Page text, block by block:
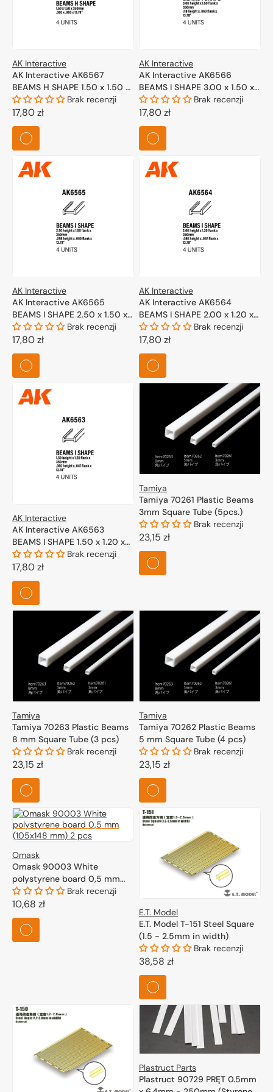
bogatym zestawem akcesoriów do waloryzacji.
Zestaw farb akrylowych
– niezbędny do malowania
Zapraszamy do zapoznania się z pełnym asortymentem
materiałów konstrukcyjnych, które pomogą w realizacji Twoich
modelarskich pasji.
AK Interactive
AK Interactive AK6567
BEAMS H SHAPE 1.50 x 1.50 x
350mm – STYRENE – (4 units)
Brak recenzji
Cena
regularna
17,80 zł
AK Interactive
AK Interactive AK6566
BEAMS I SHAPE 3.00 x 1.50 x
350mm – STYRENE – (4 units)
Brak recenzji
Cena
regularna
17,80 zł
AK Interactive
AK Interactive AK6565
BEAMS I SHAPE 2.50 x 1.50 x
350mm – STYRENE – (4 units)
Brak recenzji
Cena
regularna
17,80 zł
AK Interactive
AK Interactive AK6564
BEAMS I SHAPE 2.00 x 1.20 x
350mm – STYRENE – (4 units)
Brak recenzji
Cena
regularna
17,80 zł
AK Interactive
AK Interactive AK6563
BEAMS I SHAPE 1.50 x 1.20 x
350mm – STYRENE – (4 units)
Brak recenzji
Cena
regularna
17,80 zł
Tamiya
Tamiya 70261 Plastic Beams
3mm Square Tube (5pcs.)
Brak recenzji
Cena
regularna
23,15 zł
Tamiya
Tamiya 70263 Plastic Beams
8 mm Square Tube (3 pcs)
Brak recenzji
Cena
regularna
23,15 zł
Tamiya
Tamiya 70262 Plastic Beams
5 mm Square Tube (4 pcs)
Brak recenzji
Cena
regularna
23,15 zł
Omask
Omask 90003 White
polystyrene board 0,5 mm
(105x148 mm) 2 pcs
Brak recenzji
Cena
regularna
10,68 zł
E.T. Model
E.T. Model T-151 Steel Square
(1.5 - 2.5mm in width)
Brak recenzji
Cena
regularna
38,58 zł
Plastruct Parts
Plastruct 90729 PRĘT 0.5mm